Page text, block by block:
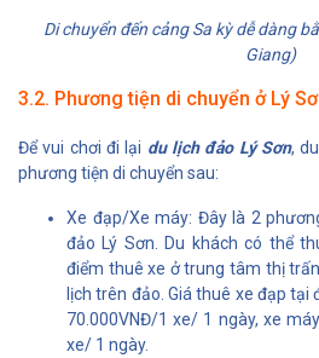
Di chuyển đến cảng Sa kỳ dễ dàng
Giang)
3.2. Phương tiện di chuyển ở Lý
Để vui chơi đi lại du lịch đảo Lý Sơn,
phương tiện di chuyển sau:
Xe đạp/Xe máy: Đây là 2
đảo Lý Sơn. Du khách có thể
điểm thuê xe ở trung tâm thị
lịch trên đảo. Giá thuê xe đạp tại
70.000VNĐ/1 xe/ 1 ngày, xe
xe/ 1 ngày.